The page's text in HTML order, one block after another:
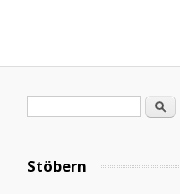
Search
Stöbern